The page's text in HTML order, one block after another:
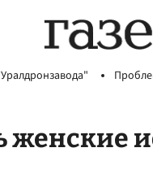
женские